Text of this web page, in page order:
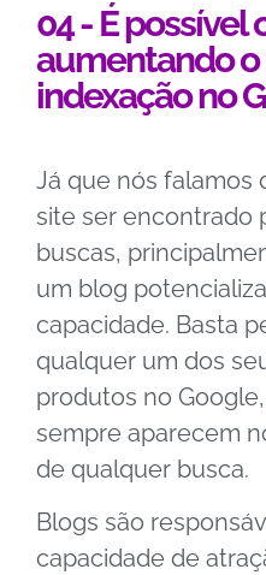
04 - É possível
aumentando
indexação no
Já que nós falamos
site ser encontrado
buscas,
um blog
capacidade. Basta
qualquer um dos
produtos no
sempre aparecem
de qualquer busca.
Blogs são
capacidade de